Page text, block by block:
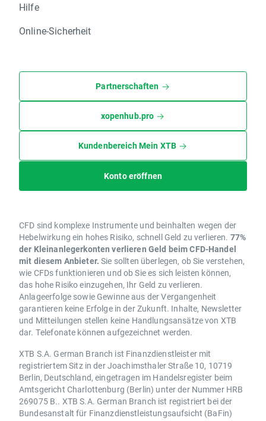
Hilfe
Online-Sicherheit
Partnerschaften
xopenhub.pro
Kundenbereich Mein XTB
Konto eröffnen
CFD sind komplexe Instrumente und beinhalten wegen der
Hebelwirkung ein hohes Risiko, schnell Geld zu verlieren. 77%
der Kleinanlegerkonten verlieren Geld beim CFD-Handel
mit diesem Anbieter. Sie sollten überlegen, ob Sie verstehen,
wie CFDs funktionieren und ob Sie es sich leisten können,
das hohe Risiko einzugehen, Ihr Geld zu verlieren.
Anlageerfolge sowie Gewinne aus der Vergangenheit
garantieren keine Erfolge in der Zukunft. Inhalte, Newsletter
und Mitteilungen stellen keine Handlungsansätze von XTB
dar. Telefonate können aufgezeichnet werden.
XTB S.A. German Branch ist Finanzdienstleister mit
registriertem Sitz in der Joachimsthaler Straße 10, 10719
Berlin, Deutschland, eingetragen im Handelsregister beim
Amtsgericht Charlottenburg (Berlin) unter der Nummer HRB
269075 B.. XTB S.A. German Branch ist registriert bei der
Bundesanstalt für Finanzdienstleistungsaufsicht (BaFin)